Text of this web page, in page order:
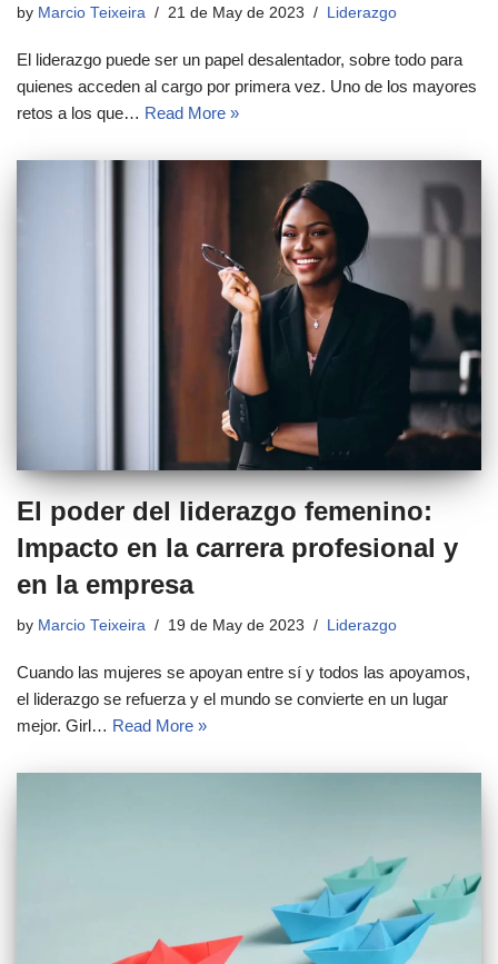
by Marcio Teixeira 21 de May de 2023 Liderazgo
El liderazgo puede ser un papel desalentador, sobre todo para
quienes acceden al cargo por primera vez. Uno de los mayores
retos a los que… Read More »
El poder del liderazgo femenino:
Impacto en la carrera profesional y
en la empresa
by Marcio Teixeira 19 de May de 2023 Liderazgo
Cuando las mujeres se apoyan entre sí y todos las apoyamos,
el liderazgo se refuerza y el mundo se convierte en un lugar
mejor. Girl… Read More »